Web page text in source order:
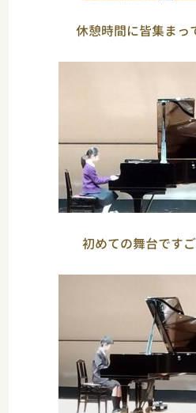
休憩時間に皆集まっ
初めての舞台です